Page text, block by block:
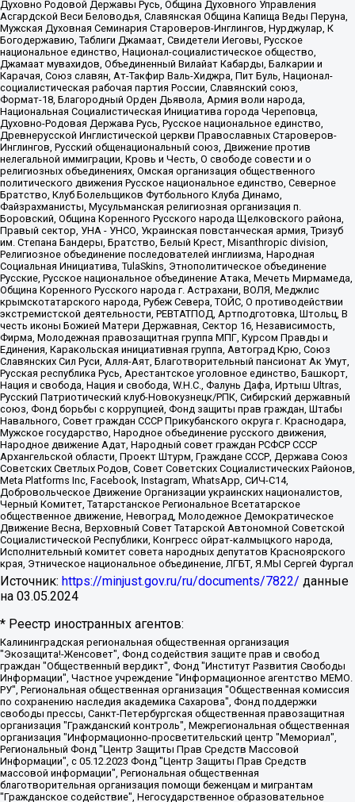
Духовно Родовой Державы Русь, Община Духовного Управления
Асгардской Веси Беловодья, Славянская Община Капища Веды Перуна,
Мужская Духовная Семинария Староверов-Инглингов, Нурджулар, К
Богодержавию, Таблиги Джамаат, Свидетели Иеговы, Русское
национальное единство, Национал-социалистическое общество,
Джамаат мувахидов, Объединенный Вилайат Кабарды, Балкарии и
Карачая, Союз славян, Ат-Такфир Валь-Хиджра, Пит Буль, Национал-
социалистическая рабочая партия России, Славянский союз,
Формат-18, Благородный Орден Дьявола, Армия воли народа,
Национальная Социалистическая Инициатива города Череповца,
Духовно-Родовая Держава Русь, Русское национальное единство,
Древнерусской Инглистической церкви Православных Староверов-
Инглингов, Русский общенациональный союз, Движение против
нелегальной иммиграции, Кровь и Честь, О свободе совести и о
религиозных объединениях, Омская организация общественного
политического движения Русское национальное единство, Северное
Братство, Клуб Болельщиков Футбольного Клуба Динамо,
Файзрахманисты, Мусульманская религиозная организация п.
Боровский, Община Коренного Русского народа Щелковского района,
Правый сектор, УНА - УНСО, Украинская повстанческая армия, Тризуб
им. Степана Бандеры, Братство, Белый Крест, Misanthropic division,
Религиозное объединение последователей инглиизма, Народная
Социальная Инициатива, TulaSkins, Этнополитическое объединение
Русские, Русское национальное объединение Атака, Мечеть Мирмамеда,
Община Коренного Русского народа г. Астрахани, ВОЛЯ, Меджлис
крымскотатарского народа, Рубеж Севера, ТОЙС, О противодействии
экстремистской деятельности, РЕВТАТПОД, Артподготовка, Штольц, В
честь иконы Божией Матери Державная, Сектор 16, Независимость,
Фирма, Молодежная правозащитная группа МПГ, Курсом Правды и
Единения, Каракольская инициативная группа, Автоград Крю, Союз
Славянских Сил Руси, Алля-Аят, Благотворительный пансионат Ак Умут,
Русская республика Русь, Арестантское уголовное единство, Башкорт,
Нация и свобода, Нация и свобода, W.H.С., Фалунь Дафа, Иртыш Ultras,
Русский Патриотический клуб-Новокузнецк/РПК, Сибирский державный
союз, Фонд борьбы с коррупцией, Фонд защиты прав граждан, Штабы
Навального, Совет граждан СССР Прикубанского округа г. Краснодара,
Мужское государство, Народное объединение русского движения,
Народное движение Адат, Народный совет граждан РСФСР СССР
Архангельской области, Проект Штурм, Граждане СССР, Держава Союз
Советских Светлых Родов, Совет Советских Социалистических Районов,
Meta Platforms Inc, Facebook, Instagram, WhatsApp, СИЧ-С14,
Добровольческое Движение Организации украинских националистов,
Черный Комитет, Татарстанское Региональное Всетатарское
общественное движение, Невоград, Молодежное Демократическое
Движение Весна, Верховный Совет Татарской Автономной Советской
Социалистической Республики, Конгресс ойрат-калмыцкого народа,
Исполнительный комитет совета народных депутатов Красноярского
края, Этническое национальное объединение, ЛГБТ, Я.МЫ Сергей Фургал
Источник: https://minjust.gov.ru/ru/documents/7822/ данные
на 03.05.2024
* Реестр иностранных агентов:
Калининградская региональная общественная организация "Экозащита!-Женсовет", Фонд содействия защите прав и свобод граждан "Общественный вердикт", Фонд "Институт Развития Свободы Информации", Частное учреждение "Информационное агентство МЕМО. РУ", Региональная общественная организация "Общественная комиссия по сохранению наследия академика Сахарова", Фонд поддержки свободы прессы, Санкт-Петербургская общественная правозащитная организация "Гражданский контроль", Межрегиональная общественная организация "Информационно-просветительский центр "Мемориал", Региональный Фонд "Центр Защиты Прав Средств Массовой Информации", с 05.12.2023 Фонд "Центр Защиты Прав Средств массовой информации", Региональная общественная благотворительная организация помощи беженцам и мигрантам "Гражданское содействие", Негосударственное образовательное учреждение дополнительного профессионального образования (повышение квалификации) специалистов "АКАДЕМИЯ ПО ПРАВАМ ЧЕЛОВЕКА", Свердловская региональная общественная организация "Сутяжник", Автономная некоммерческая организация "Центр независимых социологических исследований", Союз общественных объединений "Российский исследовательский центр по правам человека", Региональное общественное учреждение научно-информационный центр "МЕМОРИАЛ", Некоммерческая организация "Фонд защиты гласности", Автономная некоммерческая организация "Институт прав человека", Городская общественная организация "Екатеринбургское общество "МЕМОРИАЛ", Городская общественная организация "Рязанское историко-просветительское и правозащитное общество "Мемориал" (Рязанский Мемориал), Челябинский региональный орган общественной самодеятельности – женское общественное объединение "Женщины Евразии", Челябинский региональный орган общественной самодеятельности "Уральская правозащитная группа", Фонд содействия защите здоровья и социальной справедливости имени Андрея Рылькова, Автономная Некоммерческая Организация "Аналитический Центр Юрия Левады", Автономная некоммерческая организация социальной поддержки населения "Проект Апрель", Региональная общественная организация помощи женщинам и детям, находящимся в кризисной ситуации "Информационно-методический центр "Анна", Фонд содействия развитию массовых коммуникаций и правовому просвещению "Так-так-Так", Фонд содействия устойчивому развитию "Серебряная тайга", Свердловский региональный общественный фонд социальных проектов "Новое время", "Idel.Реалии", Кавказ.Реалии, Крым.Реалии, Телеканал Настоящее Время, Татаро-башкирская служба Радио Свобода (Azatliq Radiosi), Радио Свободная Европа/Радио Свобода (PCE/PC), "Сибирь.Реалии", "Фактограф", Благотворительный фонд помощи осужденным и их семьям, Автономная некоммерческая организация "Институт глобализации и социальных движений", Фонд "В защиту прав заключенных", Частное учреждение "Центр поддержки и содействия развитию средств массовой информации", Пензенский региональный общественный благотворительный фонд "Гражданский союз", "Север.Реалии", Некоммерческая организация Фонд "Правовая инициатива", Общество с ограниченной ответственностью "Радио Свободная Европа/Радио Свобода", Чешское информационное агентство "MEDIUM-ORIENT", Красноярская региональная общественная организация "Мы против СПИДа", Камалягин Денис Николаевич, Маркелов Сергей Евгеньевич, Пономарев Лев Александрович, Савицкая Людмила Алексеевна, Автономная некоммерческая организация "Центр по работе с проблемой насилия "НАСИЛИЮ.НЕТ", Межрегиональный профессиональный союз работников здравоохранения "Альянс врачей", Юридическое лицо, зарегистрированное в Латвийской Республике, SIA "Medusa Project" (регистрационный номер 40103797863, дата регистрации 10.06.2014), Некоммерческая организация "Фонд по борьбе с коррупцией", Автономная некоммерческая организация "Институт права и публичной политики", Баданин Роман Сергеевич, Гликин Максим Александрович, Железнова Мария Михайловна, Лукьянова Юлия Сергеевна, Маетная Елизавета Витальевна, Маняхин Петр Борисович, Чуракова Ольга Владимировна, Ярош Юлия Петровна, Юридическое лицо "The Insider SIA", зарегистрированное в Риге, Латвийская Республика (дата регистрации 26.06.2015), являющееся администратором доменного имени интернет-издания "The Insider SIA", https://theins.ru, Постернак Алексей Евгеньевич, Рубин Михаил Аркадьевич, Анин Роман Александрович, Юридическое лицо Istories fonds, зарегистрированное в Латвийской Республике (регистрационный номер 50008295751, дата регистрации 24.02.2020), Великовский Дмитрий Александрович, Долинина Ирина Николаевна, Мароховская Алеся Алексеевна, Шлейнов Роман Юрьевич, Шмагун Олеся Валентиновна, Общество с ограниченной ответственностью "Альтаир 2021", Общество с ограниченной ответственностью "Вега 2021", Общество с ограниченной ответственностью "Главный редактор 2021", Общество с ограниченной ответственностью "Ромашки монолит", Важенков Артем Валерьевич, Ивановская областная общественная организация "Центр гендерных исследований", Гурман Юрий Альбертович, Медиапроект "ОВД-Инфо", Егоров Владимир Владимирович, Жилинский Владимир Александрович, Общество с ограниченной ответственностью "ЗП", Иванова София Юрьевна, Карезина Инна Павловна, Кильтау Екатерина Викторовна, Петров Алексей Викторович, Пискунов Сергей Евгеньевич, Смирнов Сергей Сергеевич, Тихонов Михаил Сергеевич, Общество с ограниченной ответственностью "ЖУРНАЛИСТ-ИНОСТРАННЫЙ АГЕНТ", Арапова Галина Юрьевна, Вольтская Татьяна Анатольевна, Американская компания "Mason G.E.S. Anonymous Foundation" (США), являющаяся владельцем интернет-издания https://mnews.world/, Компания "Stichting Bellingcat", зарегистрированная в Нидерландах (дата регистрации 11.07.2018), Захаров Андрей Вячеславович, Клепиковская Екатерина Дмитриевна, Общество с ограниченной ответственностью "МЕМО", Перл Роман Александрович, Симонов Евгений Алексеевич, Соловьева Елена Анатольевна, Сотников Даниил Владимирович, Сурначева Елизавета Дмитриевна, Автономная некоммерческая организация по защите прав человека и информированию населения "Якутия – Наше Мнение", Общество с ограниченной ответственностью "Москоу диджитал медиа", с 26.01.2023 Общество с ограниченной ответственностью "Чайка Белые сады", Ветошкина Валерия Валерьевна, Заговора Максим Александрович, Межрегиональное общественное движение "Российская ЛГБТ - сеть", Оленичев Максим Владимирович, Павлов Иван Юрьевич, Скворцова Елена Сергеевна, Общество с ограниченной ответственностью "Как бы инагент", Кочетков Игорь Викторович, Общество с ограниченной ответственностью "Честные выборы", Еланчик Олег Александрович, Общество с ограниченной ответственностью "Нобелевский призыв", Гималова Регина Эмилевна, Григорьев Андрей Валерьевич, Григорьева Алина Александровна, Ассоциация по содействию защите прав призывников, альтернативнослужащих и военнослужащих "Правозащитная группа "Гражданин.Армия.Право", Хисамова Регина Фаритовна, Автономная некоммерческая организация по реализации социально-правовых программ "Лилит", Дальневосточное общественное движение "Маяк", Санкт-Петербургская ЛГБТ-инициативная группа "Выход", Инициативная группа ЛГБТ+ "Реверс", Алексеев Андрей Викторович, Бекбулатова Таисия Львовна, Беляев Иван Михайлович, Владыкина Елена Сергеевна, Гельман Марат Александрович, Никульшина Вероника Юрьевна, Толоконникова Надежда Андреевна, Шендерович Виктор Анатольевич, Общество с ограниченной ответственностью "Данное сообщение", Общество с ограниченной ответственностью Издательский дом "Новая глава", Айнбиндер Александра Александровна, Московский комьюнити-центр для ЛГБТ+инициатив, Благотворительный фонд развития филантропии, Deutsche Welle (Германия, Kurt-Schumacher-Strasse 3, 53113 Bonn), Борзунова Мария Михайловна, Воробьев Виктор Викторович, Голубева Анна Львовна, Константинова Алла Михайловна, Малкова Ирина Владимировна, Мурадов Мурад Абдулгалимович, Осетинская Елизавета Николаевна, Понасенков Евгений Николаевич, Ганапольский Матвей Юрьевич, Киселев Евгений Алексеевич, Борухович Ирина Григорьевна, Дремин Иван Тимофеевич, Дубровский Дмитрий Викторович, Красноярская региональная общественная организация поддержки и развития альтернативных образовательных технологий и межкультурных коммуникаций "ИНТЕРРА", Маяковская Екатерина Алексеевна, Фейгин Марк Захарович, Филимонов Андрей Викторович, Дзугкоева Регина Николаевна, Доброхотов Роман Александрович, Дудь Юрий Александрович, Елкин Сергей Владимирович, Кругликов Кирилл Игоревич, Сабунаева Мария Леонидовна, Семенов Алексей Владимирович, Шаинян Карен Багратович, Шульман Екатерина Михайловна, Асафьев Артур Валерьевич, Вахштайн Виктор Семенович, Венедиктов Алексей Алексеевич, Лушникова Екатерина Евгеньевна, Волков Леонид Михайлович, Невзоров Александр Глебович, Пархоменко Сергей Борисович, Сироткин Ярослав Николаевич, Кара-Мурза Владимир Владимирович, Баранова Наталья Владимировна, Гозман Леонид Яковлевич, Кагарлицкий Борис Юльевич, Климарев Михаил Валерьевич, Милов Владимир Станиславович, Автономная некоммерческая организация Краснодарский центр современного искусства "Типография", Моргенштерн Алишер Тагирович, Соболь Любовь Эдуардовна, Общество с ограниченной ответственностью "ЛИЗА НОРМ", Каспаров Гарри Кимович, Ходорковский Михаил Борисович, Общество с ограниченной ответственностью "Апрельские тезисы", Данилович Ирина Брониславовна, Кашин Олег Владимирович, Петров Николай Владимирович, Пивоваров Алексей Владимирович, Соколов Михаил Владимирович, Цветкова Юлия Владимировна, Чичваркин Евгений Александрович, Комитет против пыток/Команда против пыток, Общество с ограниченной ответственностью "Первый научный", Общество с ограниченной ответственностью "Вертолет и ко", Белоцерковская Вероника Борисовна, Кац Максим Евгеньевич, Лазарева Татьяна Юрьевна, Шаведдинов Руслан Табризович, Яшин Илья Валерьевич, Общество с ограниченной ответственностью "Иноагент ААВ", Алешковский Дмитрий Петрович, Альбац Евгения Марковна, Быков Дмитрий Львович, Галямина Юлия Евгеньевна, Лойко Сергей Леонидович, Мартынов Кирилл Константинович, Медведев Сергей Александрович, Крашенинников Федор Геннадиевич, Гордеева Катерина Вл